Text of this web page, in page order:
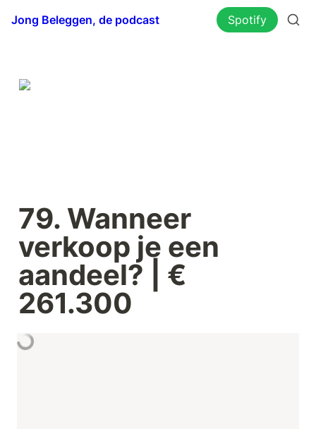
Jong Beleggen, de podcast Spotify
79. Wanneer
verkoop je een
aandeel? | €
261.300